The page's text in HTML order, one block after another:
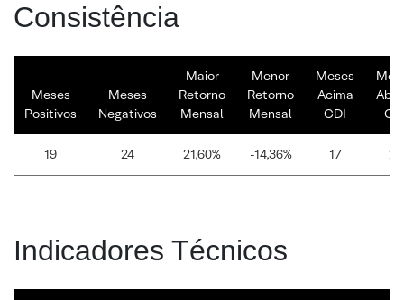
Consistência
Meses
Positivos
Meses
Negativos
Maior
Retorno
Mensal
Menor
Retorno
Mensal
Meses
Acima
CDI
19 24 21,60% -14,36% 17 26
Indicadores Técnicos